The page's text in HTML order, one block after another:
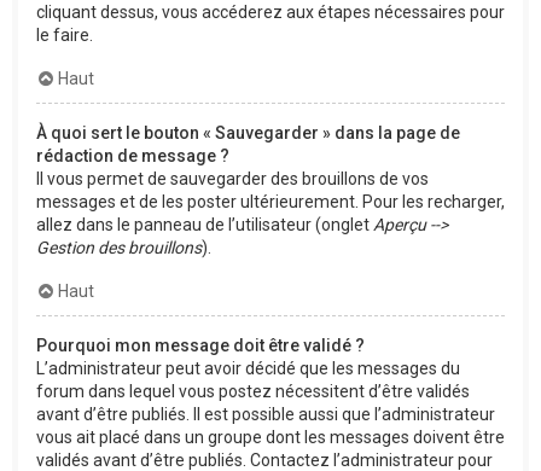
cliquant dessus, vous accéderez aux étapes nécessaires pour
le faire.
Haut
À quoi sert le bouton « Sauvegarder » dans la page de
rédaction de message ?
Il vous permet de sauvegarder des brouillons de vos
messages et de les poster ultérieurement. Pour les recharger,
allez dans le panneau de l’utilisateur (onglet Aperçu -->
Gestion des brouillons).
Haut
Pourquoi mon message doit être validé ?
L’administrateur peut avoir décidé que les messages du
forum dans lequel vous postez nécessitent d’être validés
avant d’être publiés. Il est possible aussi que l’administrateur
vous ait placé dans un groupe dont les messages doivent être
validés avant d’être publiés. Contactez l’administrateur pour